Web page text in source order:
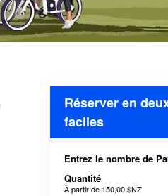
Réserver en
faciles
Entrez le nombre de
Quantité
À partir de 150,00 $NZ